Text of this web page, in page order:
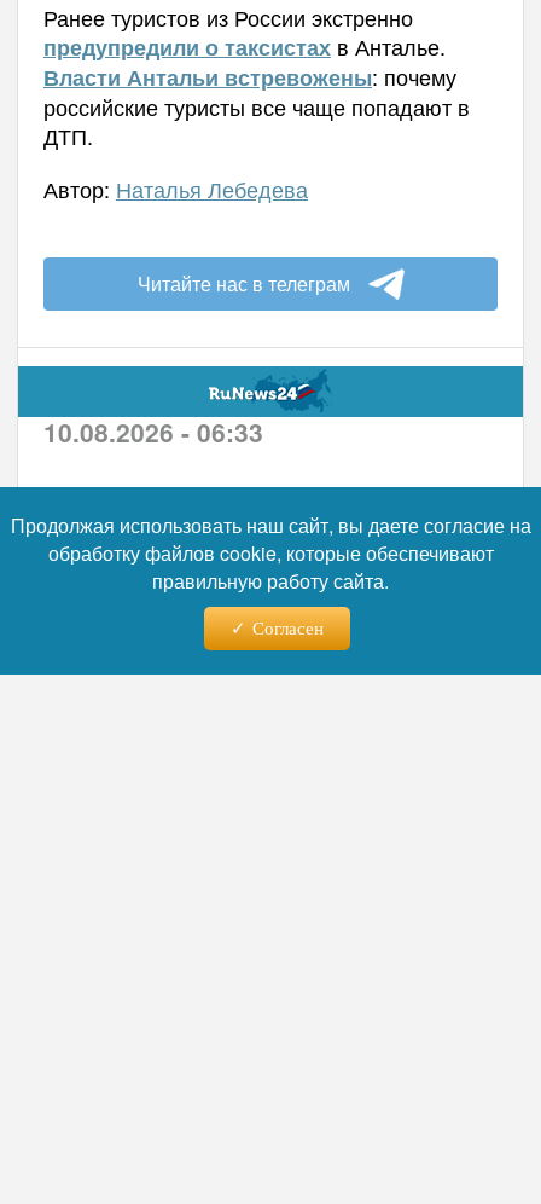
Ранее туристов из России экстренно
предупредили о таксистахв Анталье.
Власти Антальи встревожены: почему
российские туристы все чаще попадают в
ДТП.
Автор: Наталья Лебедева
Читайте нас в телеграм
10.08.2026 - 06:33
«анкориджских»
договоренностей: в МИД РФ
сделали важное заявление
Заместитель главы МИД России Михаил
Продолжая использовать наш сайт, вы даете согласие на
обработку файлов cookie, которые обеспечивают
правильную работу сайта.
Согласен